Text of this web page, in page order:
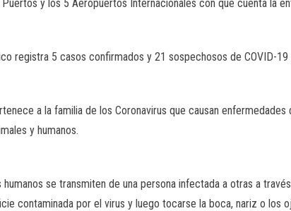
Puertos y los 5 Aeropuertos Internacionales con que cuenta la
registra 5 casos confirmados y 21 sospechosos de COVID-
a la familia de los Coronavirus que causan
y humanos.
humanos se transmiten de una persona infectada a otras a
contaminada por el virus y luego tocarse la boca, nariz o los